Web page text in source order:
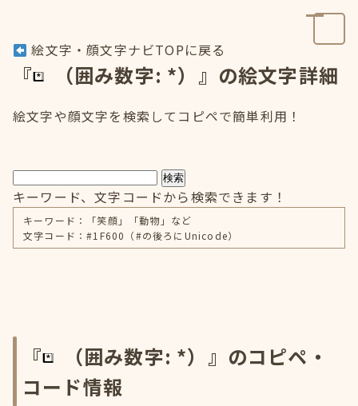
絵文字・顔文字ナビTOPに戻る
『 （囲み数字: *）』の絵文字詳細
絵文字や顔文字を検索してコピペで簡単利用！
検索
キーワード、文字コードから検索できます！
キーワード：「笑顔」「動物」など
文字コード：#1F600（#の後ろにUnicode）
『
（囲み数字: *）』のコピペ・
コード情報